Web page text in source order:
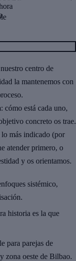
centro de
la mantenemos con
: cómo está cada uno,
concreto os trae.
lo más indicado (por
atender primero, o
y os orientamos.
sistémico,
historia es la que
para parejas de
zona oeste de Bilbao.